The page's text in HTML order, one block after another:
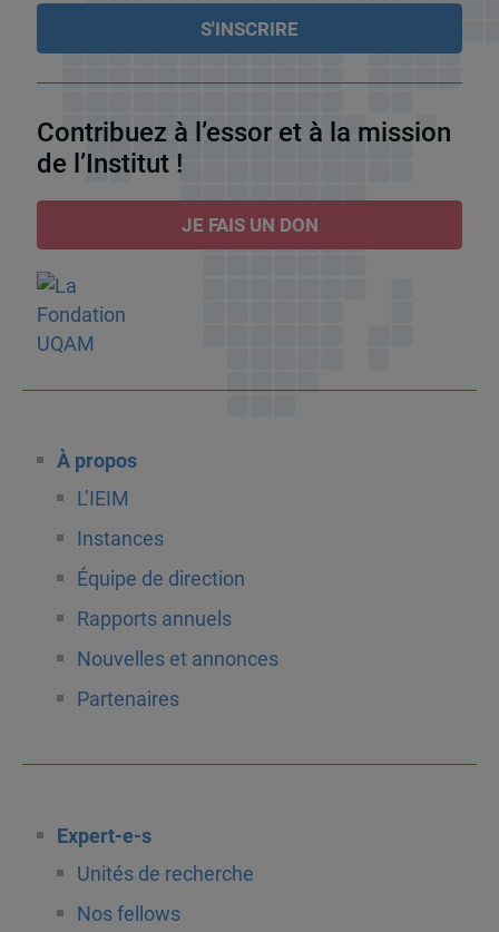
Contribuez à l’essor et à la mission
de l’Institut !
JE FAIS UN DON
À propos
L’IEIM
Instances
Équipe de direction
Rapports annuels
Nouvelles et annonces
Partenaires
Expert-e-s
Unités de recherche
Nos fellows